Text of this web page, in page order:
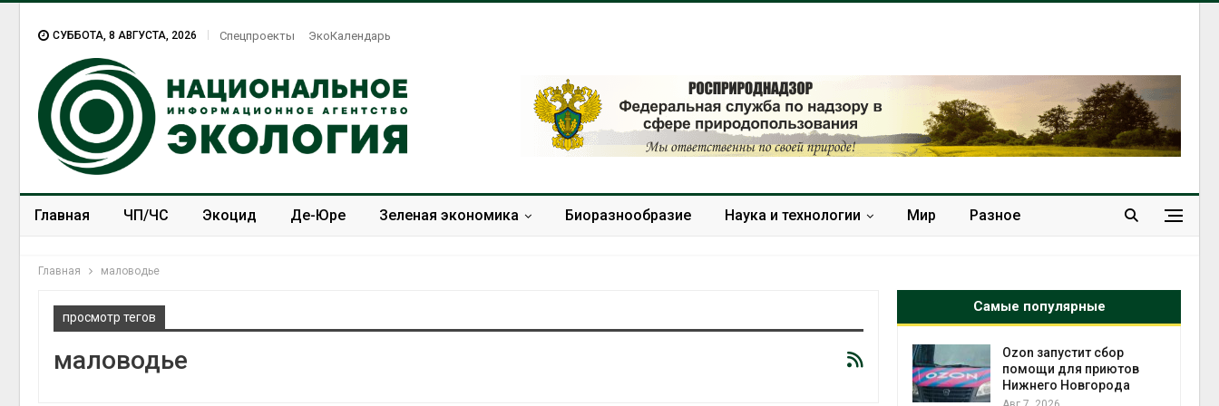
СУББОТА, 8 АВГУСТА, 2026 Спецпроекты ЭкоКалендарь
Главная ЧП/ЧС Экоцид Де-Юре Зеленая экономика Биоразнообразие Наука и технологии Мир Разное
Главная маловодье
просмотр тегов
маловодье
Самые популярные
экологический контроль
Ozon запустит сбор
помощи для приютов
Нижнего Новгорода